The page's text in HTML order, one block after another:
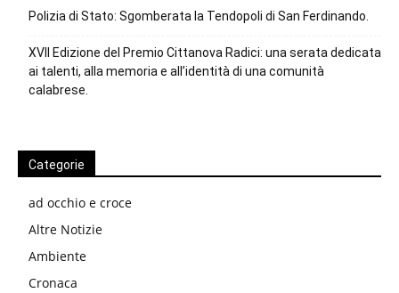
Polizia di Stato: Sgomberata la Tendopoli di San Ferdinando.
XVII Edizione del Premio Cittanova Radici: una serata dedicata
ai talenti, alla memoria e all’identità di una comunità
calabrese.
Categorie
ad occhio e croce
Altre Notizie
Ambiente
Cronaca